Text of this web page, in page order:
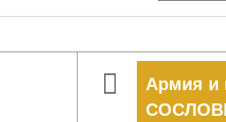
Армия